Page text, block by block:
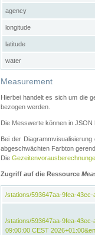
agency
longitude
latitude
water
Measurement
Hierbei handelt es sich um die
bezogen werden.
Die Messwerte können in
Bei der
abgeschwächten Farbton
Die
Zugriff auf die Ressource
/stations/593647aa-9fea-
/stations/593647aa-9fea-
09:00:00 CEST